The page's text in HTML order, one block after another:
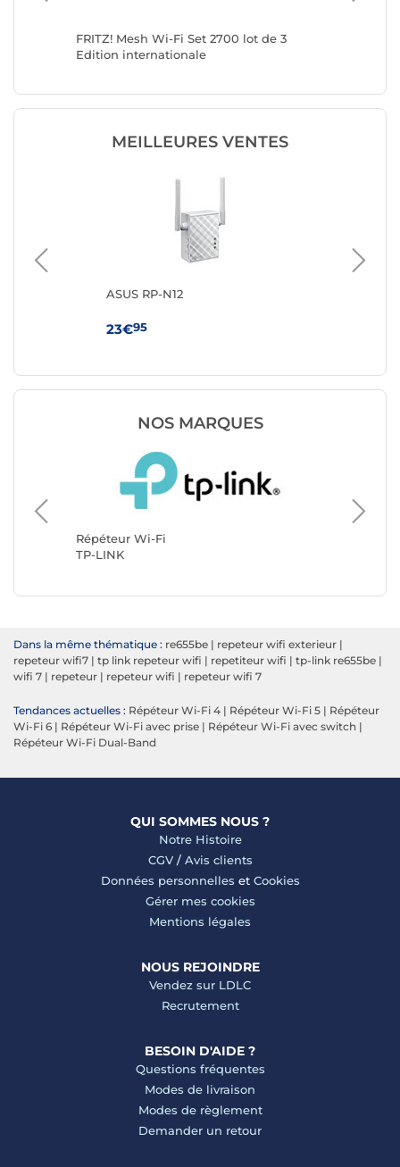
FRITZ! Mesh Wi-Fi Set 2700 lot de 3
Edition internationale
MEILLEURES VENTES
ASUS RP-N12
23€95
NOS MARQUES
Répéteur Wi-Fi
TP-LINK
Fritz!
Dans la même thématique : re655be | repeteur wifi exterieur |
repeteur wifi7 | tp link repeteur wifi | repetiteur wifi | tp-link re655be |
wifi 7 | repeteur | repeteur wifi | repeteur wifi 7
Tendances actuelles : Répéteur Wi-Fi 4 | Répéteur Wi-Fi 5 | Répéteur
Wi-Fi 6 | Répéteur Wi-Fi avec prise | Répéteur Wi-Fi avec switch |
Répéteur Wi-Fi Dual-Band
QUI SOMMES NOUS ?
Notre Histoire
CGV/ Avis clients
Données personnelles et Cookies
Gérer mes cookies
Mentions légales
NOUS REJOINDRE
Vendez sur LDLC
Recrutement
BESOIN D'AIDE ?
Questions fréquentes
Modes de livraison
Modes de règlement
Demander un retour